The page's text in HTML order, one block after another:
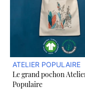
ATELIER POPULAIRE
Le grand pochon
Populaire